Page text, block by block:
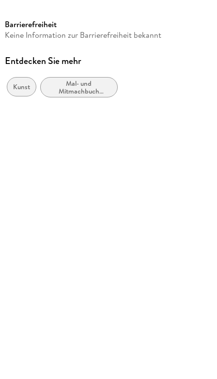
Autor/Autorin
Verlag/Hersteller
Produktart
gebunden
Barrierefreiheit
Keine Information zur Barrierefreiheit bekannt
Entdecken Sie mehr
Kunst
Mal- und
Mitmachbuch
(Erwachsene)